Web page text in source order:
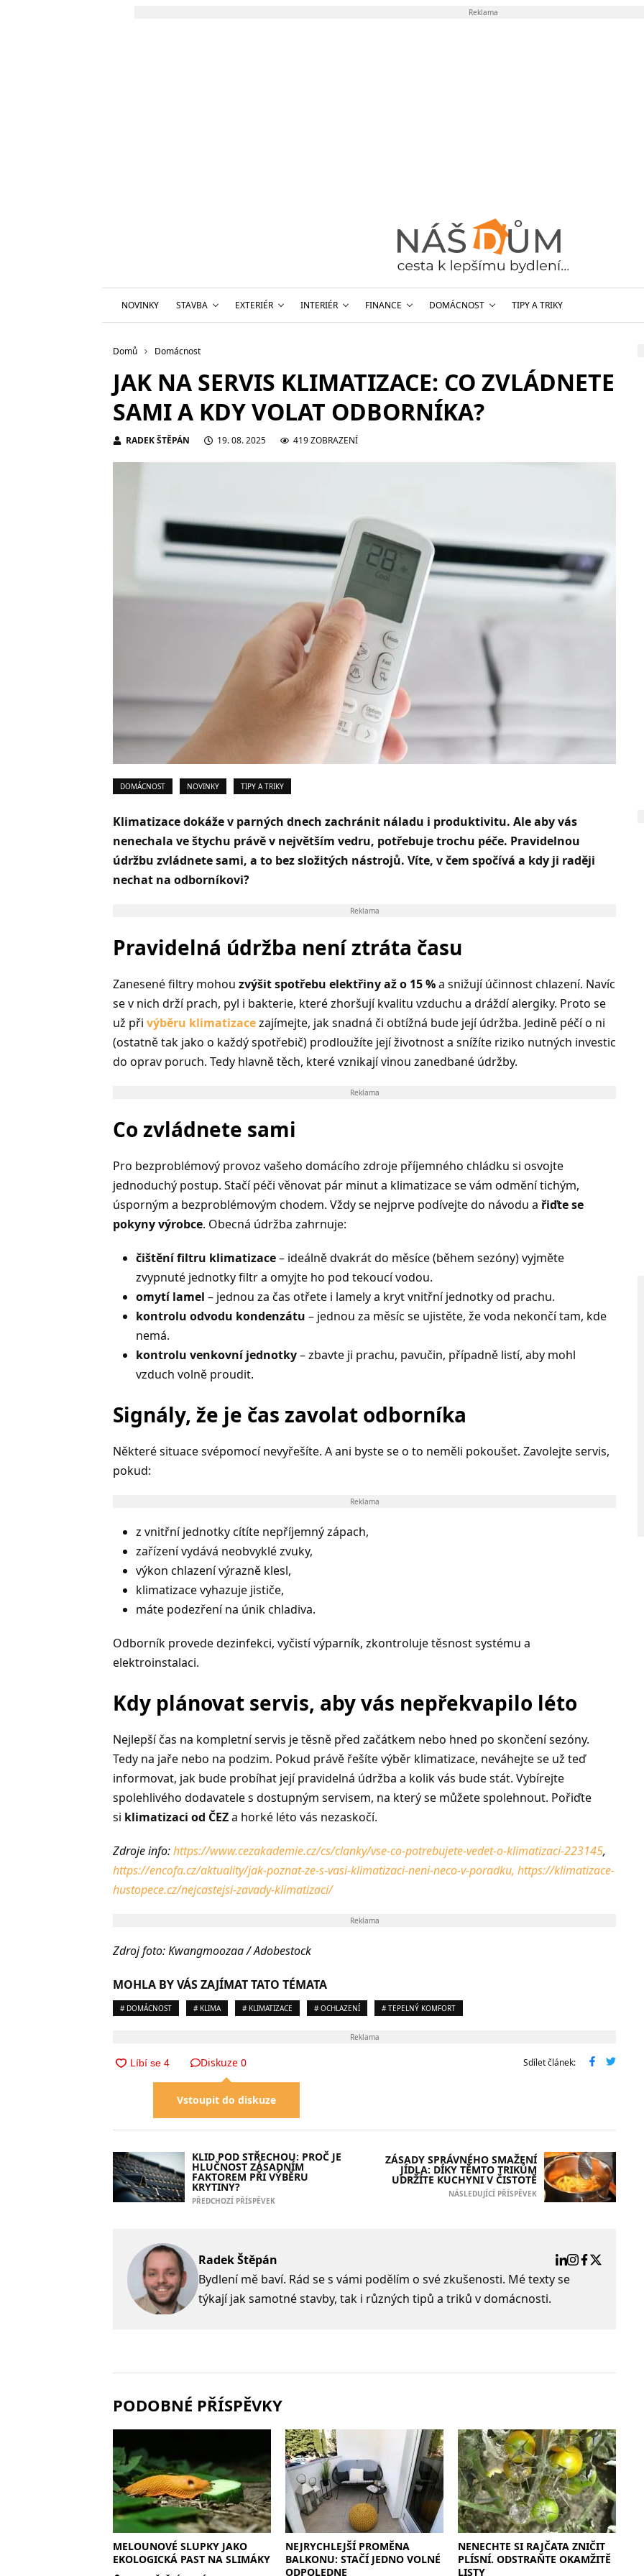
Reklama
NOVINKY STAVBA EXTERIÉR INTERIÉR FINANCE DOMÁCNOST TIPY A TRIKY
Domů Domácnost
JAK NA SERVIS KLIMATIZACE: CO ZVLÁDNETE
SAMI A KDY VOLAT ODBORNÍKA?
RADEK ŠTĚPÁN 19. 08. 2025 419 ZOBRAZENÍ
DOMÁCNOST NOVINKY TIPY A TRIKY
Klimatizace dokáže v parných dnech zachránit náladu i produktivitu. Ale aby vás
nenechala ve štychu právě v největším vedru, potřebuje trochu péče. Pravidelnou
údržbu zvládnete sami, a to bez složitých nástrojů. Víte, v čem spočívá a kdy ji raději
nechat na odborníkovi?
Reklama
Pravidelná údržba není ztráta času
Zanesené filtry mohou zvýšit spotřebu elektřiny až o 15 %a snižují účinnost chlazení. Navíc
se v nich drží prach, pyl i bakterie, které zhoršují kvalitu vzduchu a dráždí alergiky. Proto se
už při výběru klimatizacezajímejte, jak snadná či obtížná bude její údržba. Jedině péčí o ni
(ostatně tak jako o každý spotřebič) prodloužíte její životnost a snížíte riziko nutných investic
do oprav poruch. Tedy hlavně těch, které vznikají vinou zanedbané údržby.
Reklama
Co zvládnete sami
Pro bezproblémový provoz vašeho domácího zdroje příjemného chládku si osvojte
jednoduchý postup. Stačí péči věnovat pár minut a klimatizace se vám odmění tichým,
úsporným a bezproblémovým chodem. Vždy se nejprve podívejte do návodu a řiďte se
pokyny výrobce. Obecná údržba zahrnuje:
čištění filtru klimatizace– ideálně dvakrát do měsíce (během sezóny) vyjměte
zvypnuté jednotky filtr a omyjte ho pod tekoucí vodou.
omytí lamel – jednou za čas otřete i lamely a kryt vnitřní jednotky od prachu.
kontrolu odvodu kondenzátu – jednou za měsíc se ujistěte, že voda nekončí tam, kde
nemá.
kontrolu venkovní jednotky– zbavte ji prachu, pavučin, případně listí, aby mohl
vzduch volně proudit.
Signály, že je čas zavolat odborníka
Některé situace svépomocí nevyřešíte. A ani byste se o to neměli pokoušet. Zavolejte servis,
pokud:
Reklama
z vnitřní jednotky cítíte nepříjemný zápach,
zařízení vydává neobvyklé zvuky,
výkon chlazení výrazně klesl,
klimatizace vyhazuje jističe,
máte podezření na únik chladiva.
Odborník provede dezinfekci, vyčistí výparník, zkontroluje těsnost systému a
elektroinstalaci.
Kdy plánovat servis, aby vás nepřekvapilo léto
Nejlepší čas na kompletní servis je těsně před začátkem nebo hned po skončení sezóny.
Tedy na jaře nebo na podzim. Pokud právě řešíte výběr klimatizace, neváhejte se už teď
informovat, jak bude probíhat její pravidelná údržba a kolik vás bude stát. Vybírejte
spolehlivého dodavatele s dostupným servisem, na který se můžete spolehnout. Pořiďte
si klimatizaci od ČEZa horké léto vás nezaskočí.
Zdroje info:https://www.cezakademie.cz/cs/clanky/vse-co-potrebujete-vedet-o-klimatizaci-223145,
https://encofa.cz/aktuality/jak-poznat-ze-s-vasi-klimatizaci-neni-neco-v-poradku, https://klimatizace-
hustopece.cz/nejcastejsi-zavady-klimatizaci/
Reklama
Zdroj foto: Kwangmoozaa / Adobestock
MOHLA BY VÁS ZAJÍMAT TATO TÉMATA
# DOMÁCNOST # KLIMA # KLIMATIZACE # OCHLAZENÍ # TEPELNÝ KOMFORT
Reklama
Diskuze 0
Vstoupit do diskuze
Sdílet článek:
KLID POD STŘECHOU: PROČ JE
HLUČNOST ZÁSADNÍM
FAKTOREM PŘI VÝBĚRU
KRYTINY?
PŘEDCHOZÍ PŘÍSPĚVEK
ZÁSADY SPRÁVNÉHO SMAŽENÍ
JÍDLA: DÍKY TĚMTO TRIKŮM
UDRŽÍTE KUCHYNI V ČISTOTĚ
NÁSLEDUJÍCÍ PŘÍSPĚVEK
Radek Štěpán
Bydlení mě baví. Rád se s vámi podělím o své zkušenosti. Mé texty se
týkají jak samotné stavby, tak i různých tipů a triků v domácnosti.
PODOBNÉ PŘÍSPĚVKY
MELOUNOVÉ SLUPKY JAKO
EKOLOGICKÁ PAST NA SLIMÁKY
NEJRYCHLEJŠÍ PROMĚNA
BALKONU: STAČÍ JEDNO VOLNÉ
ODPOLEDNE
NENECHTE SI RAJČATA ZNIČIT
PLÍSNÍ. ODSTRAŇTE OKAMŽITĚ
LISTY